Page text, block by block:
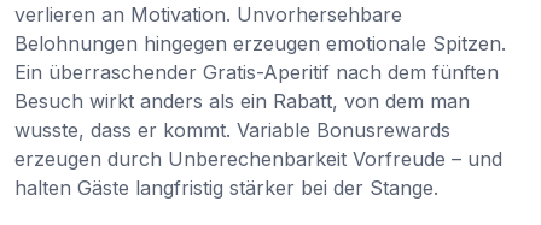
verlieren an Motivation. Unvorhersehbare
Belohnungen hingegen erzeugen emotionale Spitzen.
Ein überraschender Gratis-Aperitif nach dem fünften
Besuch wirkt anders als ein Rabatt, von dem man
wusste, dass er kommt. Variable Bonusrewards
erzeugen durch Unberechenbarkeit Vorfreude – und
halten Gäste langfristig stärker bei der Stange.